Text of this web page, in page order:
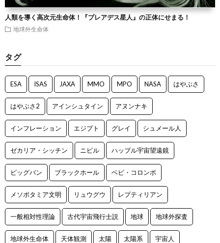
人類を導く高次元生命体！『プレアデス星人』の正体にせまる！
地球外生命体
タグ
ESA ISAS JAXA MMO MPO NASA はやぶさ
はやぶさ2 アインシュタイン アヌンナキ
インフレーション エジプト グレイ シュメール人
ゼカリア・シッチン ニビル ハッブル宇宙望遠鏡
ビッグバン ブラックホール ベピ・コロンボ
メソポタミア文明 リュウグウ レプティリアン
一般相対性理論 古代宇宙飛行士説 地球 地球外探査
地球外生命体 天体観測 太陽 太陽系 宇宙人